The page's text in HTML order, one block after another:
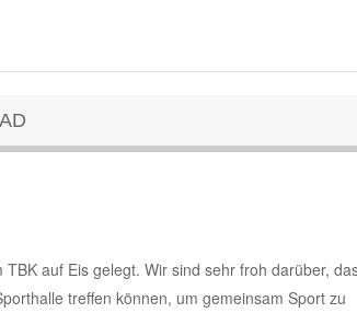
auf Eis gelegt. Wir sind sehr froh darüber,
treffen können, um gemeinsam Sport zu